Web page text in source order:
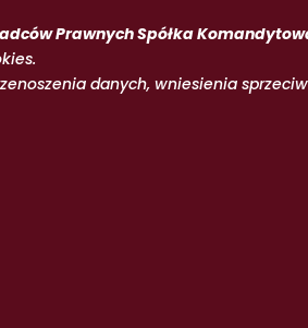
Prawnych Spółka
danych, wniesienia